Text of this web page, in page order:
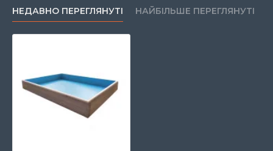
створення матерії внутрішніх образів. Для пісочної
терапії використовують багато елементів – фігурки
тварин і людей, будівлі, рослини, машинки, казкові
чергу м'яко спрямовує творчі дії в русло
особистісного розвитку та становлення. Будуючи
пісочні світи, діти неусвідомлено вибудовують їх і
всередині себе, упорядковуючи думки, проганяючи
НЕДАВНО ПЕРЕГЛЯНУТІ НАЙБІЛЬШЕ ПЕРЕГЛЯНУТІ